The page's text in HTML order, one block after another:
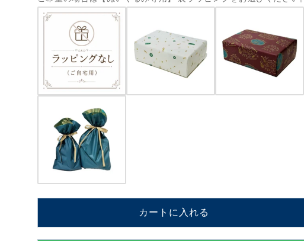
星
み
き
島
み
ゆ
き
【MM801+END】
の
量
星
み
き
島
み
ゆ
き
【MM801+END】
の
量
カートに入れる